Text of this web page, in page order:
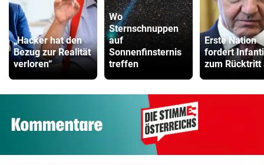
„Hacker hat den
Bezug zur Realität
verloren“
Wo
Sternschnuppen
auf
Sonnenfinsternis
treffen
Erste Nation
fordert
zum Rücktritt